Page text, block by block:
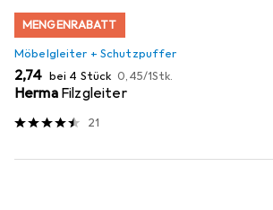
MENGENRABATT
Möbelgleiter + Schutzpuffer
EUR
2,74 bei 4 Stück EUR
0,45/1Stk.
Herma Filzgleiter
21